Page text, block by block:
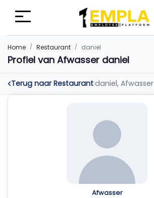
Home Restaurant daniel
Profiel van Afwasser daniel
Terug naar Restaurant|daniel, Afwasser
Afwasser